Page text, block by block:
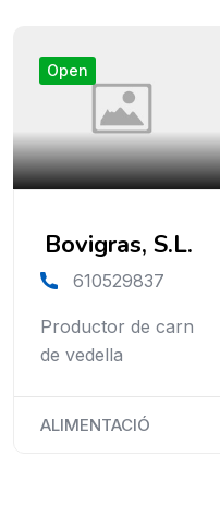
Open
Bovigras, S.L.
610529837
Productor de carn
de vedella
ALIMENTACIÓ